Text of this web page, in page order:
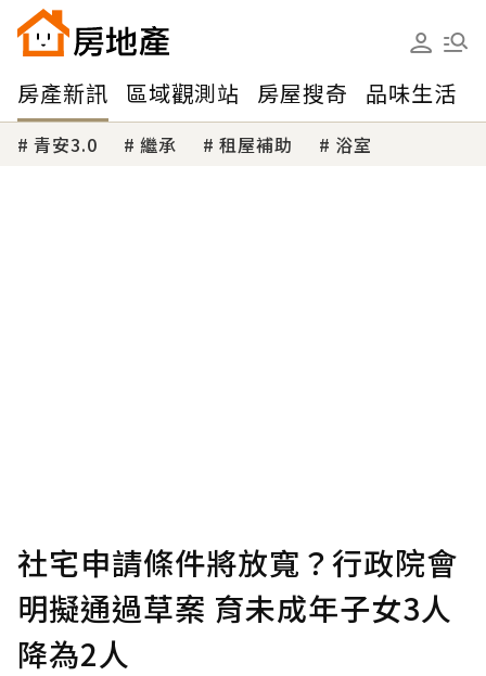
房產新訊 區域觀測站 房屋搜奇 品味生活
青安3.0 繼承 租屋補助 浴室
社宅申請條件將放寬？行政院會
明擬通過草案 育未成年子女3人
降為2人